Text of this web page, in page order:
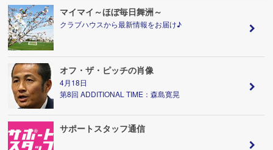
マイマイ～ほぼ毎日舞洲～
クラブハウスから最新情報をお届け♪
オフ・ザ・ピッチの肖像
4月18日
第8回 ADDITIONAL TIME：森島寛晃
サポートスタッフ通信